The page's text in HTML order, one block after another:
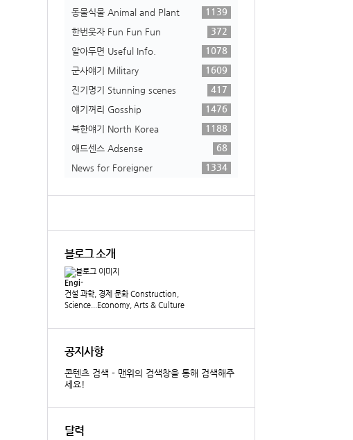
동물식물 Animal and Plant
1139
한번웃자 Fun Fun Fun
372
알아두면 Useful Info.
1078
군사얘기 Military
1609
진기명기 Stunning scenes
417
얘기꺼리 Gosship
1476
북한얘기 North Korea
1188
애드센스 Adsense
68
News for Foreigner
1334
블로그 소개
Engi-
건설 과학, 경제 문화 Construction,
Science...Economy, Arts & Culture
공지사항
콘텐츠 검색 - 맨위의 검색창을 통해 검색해주
세요!
달력